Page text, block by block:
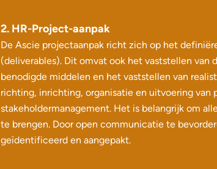
2. HR-Project-aanpak
De Ascie projectaanpak richt zich op het
(deliverables). Dit omvat ook het vaststellen
benodigde middelen en het vaststellen van
richting, inrichting, organisatie en uitvoering van
stakeholdermanagement. Het is belangrijk om
te brengen. Door open communicatie te
geïdentificeerd en aangepakt.